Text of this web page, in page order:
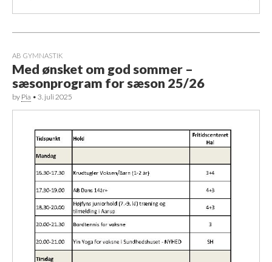
AB GYMNASTIK
Med ønsket om god sommer –
sæsonprogram for sæson 25/26
by Pia • 3. juli 2025